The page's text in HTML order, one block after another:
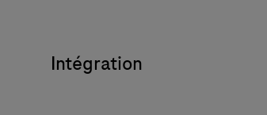
Intégration